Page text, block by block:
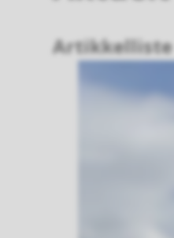
Artikkelliste